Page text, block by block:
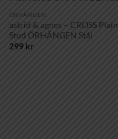
ÖRHÄNGEN
astrid & agnes – CROSS Plain
Stud ÖRHÄNGEN Stål
299 kr